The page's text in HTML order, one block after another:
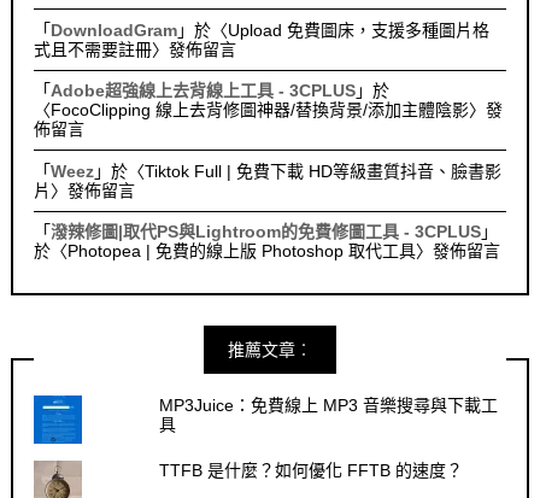
「 DownloadGram」於〈Upload 免費圖床，支援多種圖片格
式且不需要註冊〉發佈留言
「Adobe超強線上去背線上工具 - 3CPLUS」於
〈FocoClipping 線上去背修圖神器/替換背景/添加主體陰影〉發
佈留言
「Weez」於〈Tiktok Full | 免費下載 HD等級畫質抖音、臉書影
片 〉發佈留言
「潑辣修圖|取代PS與Lightroom的免費修圖工具 - 3CPLUS」
於〈Photopea | 免費的線上版 Photoshop 取代工具〉發佈留言
推薦文章︰
MP3Juice：免費線上 MP3 音樂搜尋與下載工
具
TTFB 是什麼？如何優化 FFTB 的速度？